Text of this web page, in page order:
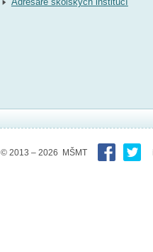
© 2013 – 2026 MŠMT